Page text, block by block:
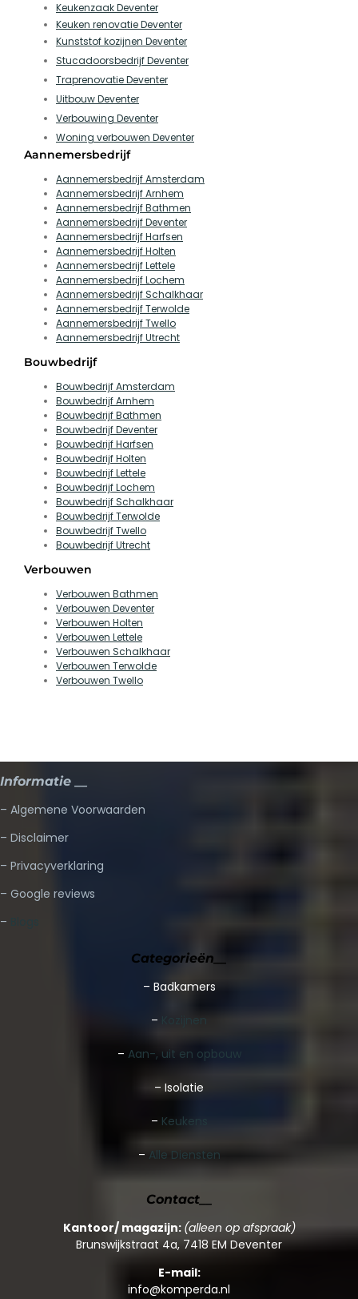
Keukenzaak Deventer
Keuken renovatie Deventer
Kunststof kozijnen Deventer
Stucadoorsbedrijf Deventer
Traprenovatie Deventer
Uitbouw Deventer
Verbouwing Deventer
Woning verbouwen Deventer
Aannemersbedrijf
Aannemersbedrijf Amsterdam
Aannemersbedrijf Arnhem
Aannemersbedrijf Bathmen
Aannemersbedrijf Deventer
Aannemersbedrijf Harfsen
Aannemersbedrijf Holten
Aannemersbedrijf Lettele
Aannemersbedrijf Lochem
Aannemersbedrijf Schalkhaar
Aannemersbedrijf Terwolde
Aannemersbedrijf Twello
Aannemersbedrijf Utrecht
Bouwbedrijf
Bouwbedrijf Amsterdam
Bouwbedrijf Arnhem
Bouwbedrijf Bathmen
Bouwbedrijf Deventer
Bouwbedrijf Harfsen
Bouwbedrijf Holten
Bouwbedrijf Lettele
Bouwbedrijf Lochem
Bouwbedrijf Schalkhaar
Bouwbedrijf Terwolde
Bouwbedrijf Twello
Bouwbedrijf Utrecht
Verbouwen
Verbouwen Bathmen
Verbouwen Deventer
Verbouwen Holten
Verbouwen Lettele
Verbouwen Schalkhaar
Verbouwen Terwolde
Verbouwen Twello
Informatie __
– Algemene Voorwaarden
– Disclaimer
– Privacyverklaring
– Google reviews
–
Categorieën__
– Badkamers
– Kozijnen
– Aan-, uit en opbouw
– Isolatie
– Keukens
– Alle Diensten
Contact__
Kantoor/ magazijn: (alleen op afspraak)
Brunswijkstraat 4a, 7418 EM Deventer
E-mail:
info@komperda.nl